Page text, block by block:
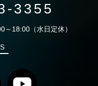
3355
18:00（水日定休）